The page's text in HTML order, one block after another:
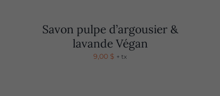
Savon pulpe d’argousier &
lavande Végan
9,00 $ + tx